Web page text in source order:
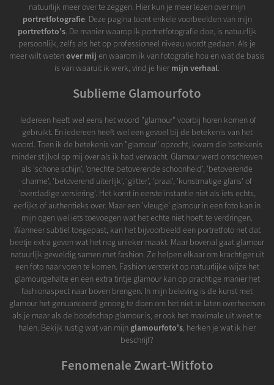
natuurlijk meer over te zeggen. Hier kun je meer lezen over mijn
portretfotografie. Deze pagina toont enkele voorbeelden van mijn
portretfoto's. De manier waarop ik portretfotografie doe, is natuurlijk
persoonlijk, zelfs als het op professioneel niveau wordt gedaan. Als je
meer wilt wetenover mij en waarom ik van fotografie hou en wat de basis
is van waaruit ik werk, vind je hiermijn verhaal.
Sublieme Glamourfoto
Iedereen heeft wel eens het woord "glamour" voorbij horen komen of
gebruikt. En iedereen heeft wel een gevoel bij de betekenis van het
woord. Toen ik de betekenis van "glamour" opzocht, kwam die betekenis
minder stijlvol op mij over als ik had verwacht. Glamour werd omschreven
als 'schone schijn', 'onechte betoverende schoonheid', 'betoverende
charme', 'betoverend uiterlijk', 'glitter', 'praal', 'kunstmatige glans' of
'overdadige versiering'. Het komt in eerste instantie niet als iets echts,
eerlijks of authentieks over. Maar een 'vleugje' glamour in een foto kan in
mijn ogen wel iets toevoegen wat het echte niet hoeft te verdringen.
Wanneer subtiel toegepast, kan het bijvoorbeeld een portretfoto net dat
beetje extra geven wat het nog unieker maakt. Maar bovenal gaat glamour
natuurlijk geweldig samen met fashion. Ze helpen elkaar om krachtiger uit
een foto naar voren te komen. Fashion versterkt op natuurlijke wijze het
glamourgehalte en een extra tintje glamour kan op prachtige manier het
fashionaspect naar boven brengen. In mijn beleving is de kunst met
glamour het genuanceerd genoeg te doen om het niet te laten overheersen
als je maar als de boodschap glamour is, er ook het maximale uit weet te
halen. Bekijk rustig wat van mijn glamourfoto's , herken je wat ik hier
beschrijf?
Fenomenale Zwart-Witfoto